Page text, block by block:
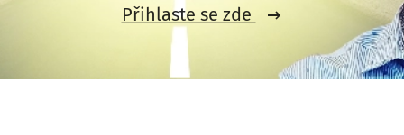
Přihlaste se zde